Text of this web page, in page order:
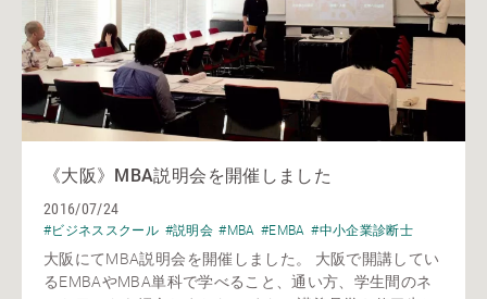
《大阪》MBA説明会を開催しました
2016/07/24
#ビジネススクール #説明会 #MBA #EMBA #中小企業診断士
大阪にてMBA説明会を開催しました。 大阪で開講してい
るEMBAやMBA単科で学べること、通い方、学生間のネ